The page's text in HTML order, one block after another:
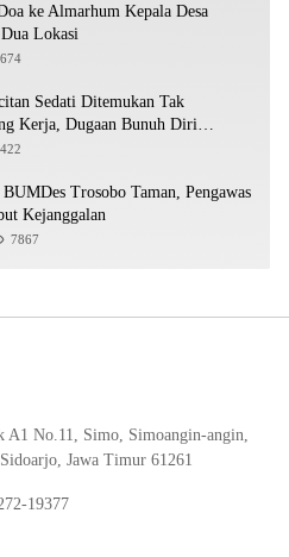
ke Almarhum Kepala Desa
Lokasi
Sedati Ditemukan Tak
Kerja, Dugaan Bunuh Diri
Trosobo Taman, Pengawas
Kejanggalan
7867
A1 No.11, Simo, Simoangin-angin,
Jawa Timur 61261
19377